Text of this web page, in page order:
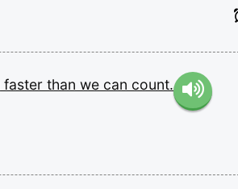
faster than we can count.